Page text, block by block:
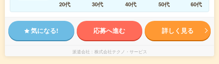
20代
30代 40代 50代 60代
気になる! 応募へ進む 詳しく見る
派遣会社 株式会社テクノ・サービス